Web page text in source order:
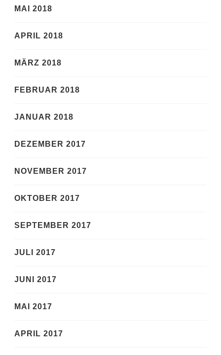
MAI 2018
APRIL 2018
MÄRZ 2018
FEBRUAR 2018
JANUAR 2018
DEZEMBER 2017
NOVEMBER 2017
OKTOBER 2017
SEPTEMBER 2017
JULI 2017
JUNI 2017
MAI 2017
APRIL 2017